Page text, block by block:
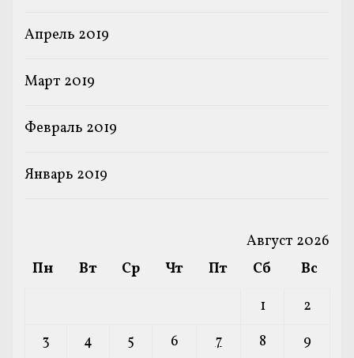
Апрель 2019
Март 2019
Февраль 2019
Январь 2019
Август 2026
Пн
Вт Ср Чт Пт Сб
Вс
1
2
3
4 5 6 7 8
9